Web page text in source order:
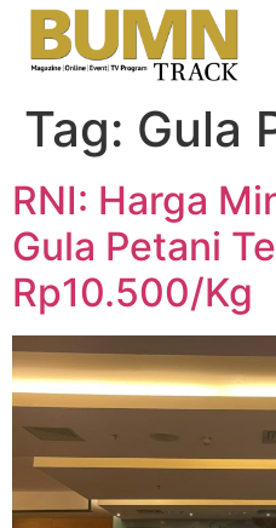
Tag: Gula
RNI: Harga
Gula Petani
Rp10.500/Kg